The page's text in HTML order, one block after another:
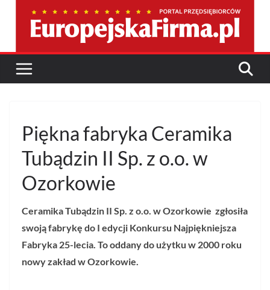
Piękna fabryka Ceramika
Tubądzin II Sp. z o.o. w
Ozorkowie
Ceramika Tubądzin II Sp. z o.o. w Ozorkowie zgłosiła
swoją fabrykę do I edycji Konkursu Najpiękniejsza
Fabryka 25-lecia. To oddany do użytku w 2000 roku
nowy zakład w Ozorkowie.